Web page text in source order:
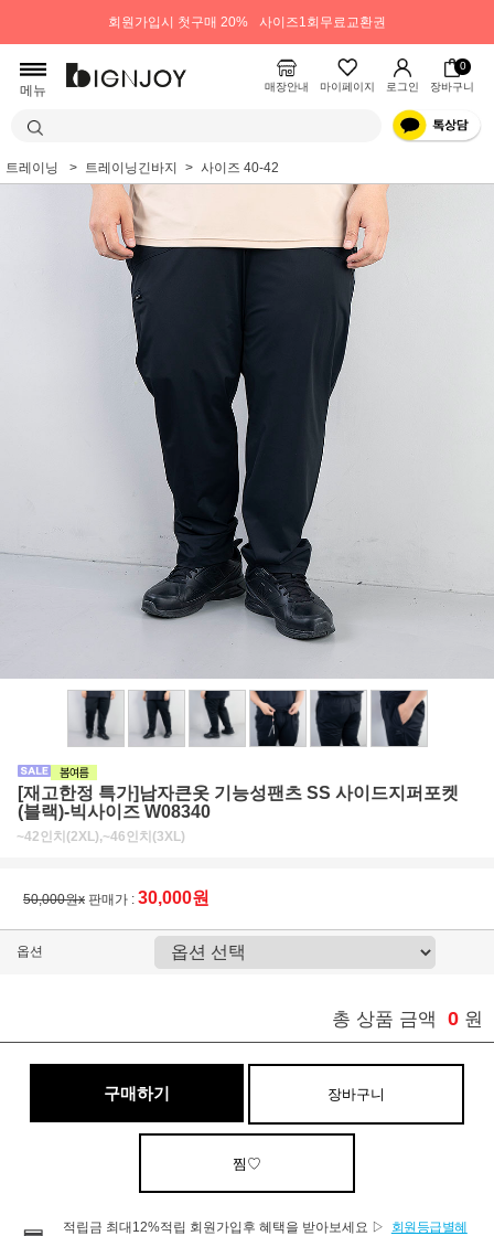
회원가입시 첫구매 20% 사이즈1회무료교환권
메뉴 매장안내 마이페이지 로그인
0
장바구니
트레이닝 트레이닝긴바지 사이즈 40-42
[재고한정 특가]남자큰옷 기능성팬츠 SS 사이드지퍼포켓
(블랙)-빅사이즈 W08340
~42인치(2XL),~46인치(3XL)
50,000원x 판매가 : 30,000원
옵션
총 상품 금액 0 원
구매하기 장바구니
찜♡
적립금 최대12%적립 회원가입후 혜택을 받아보세요 ▷
회원등급별혜